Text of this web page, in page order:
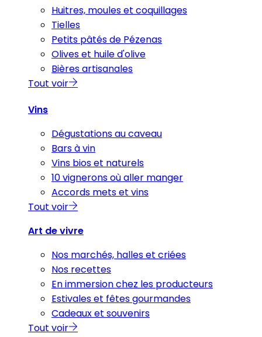
Huitres, moules et coquillages
Tielles
Petits pâtés de Pézenas
Olives et huile d'olive
Bières artisanales
Tout voir
Vins
Dégustations au caveau
Bars à vin
Vins bios et naturels
10 vignerons où aller manger
Accords mets et vins
Tout voir
Art de vivre
Nos marchés, halles et criées
Nos recettes
En immersion chez les producteurs
Estivales et fêtes gourmandes
Cadeaux et souvenirs
Tout voir